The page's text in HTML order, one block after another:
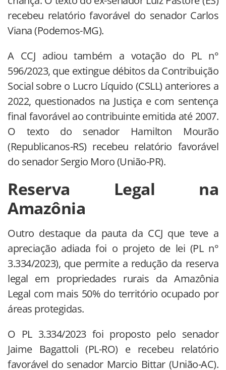
recebeu relatório favorável do senador Carlos
Viana (Podemos-MG).
A CCJ adiou também a votação do PL n°
596/2023, que extingue débitos da Contribuição
Social sobre o Lucro Líquido (CSLL) anteriores a
2022, questionados na Justiça e com sentença
final favorável ao contribuinte emitida até 2007.
O texto do senador Hamilton Mourão
(Republicanos-RS) recebeu relatório favorável
do senador Sergio Moro (União-PR).
Reserva Legal na
Amazônia
Outro destaque da pauta da CCJ que teve a
apreciação adiada foi o projeto de lei (PL n°
3.334/2023), que permite a redução da reserva
legal em propriedades rurais da Amazônia
Legal com mais 50% do território ocupado por
áreas protegidas.
O PL 3.334/2023 foi proposto pelo senador
Jaime Bagattoli (PL-RO) e recebeu relatório
favorável do senador Marcio Bittar (União-AC).